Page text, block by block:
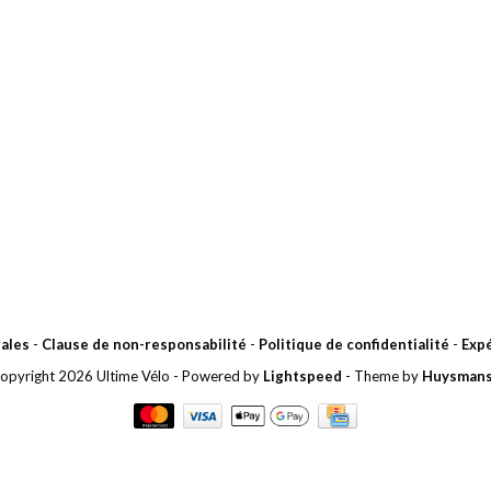
- Clause de non-responsabilité - Politique de confidentialité -
2026 Ultime Vélo - Powered by Lightspeed - Theme by